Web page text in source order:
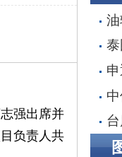
强出席并
负责人共
为
峡
事
搁
代
端到
建